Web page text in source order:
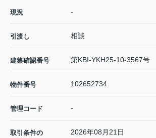
現況 -
引渡し 相談
建築確認番号 第KBI-YKH25-10-3567号
物件番号 102652734
管理コード -
取引条件の
2026年08月21日